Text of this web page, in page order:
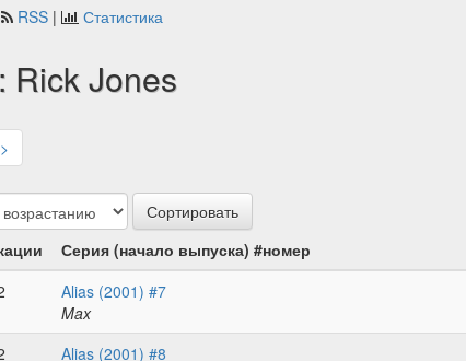
RSS | Статистика
Rick Jones
>
Серия (начало выпуска) #номер
Alias (2001) #7
Max
Alias (2001) #8